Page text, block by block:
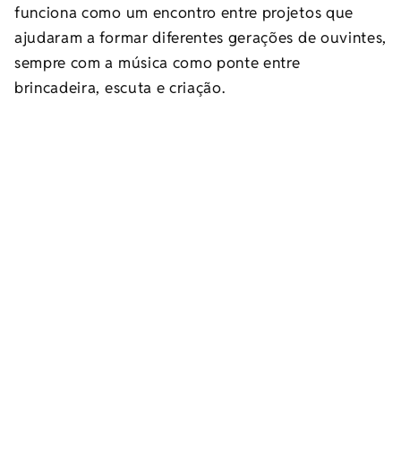
funciona como um encontro entre projetos que
ajudaram a formar diferentes gerações de ouvintes,
sempre com a música como ponte entre
brincadeira, escuta e criação.